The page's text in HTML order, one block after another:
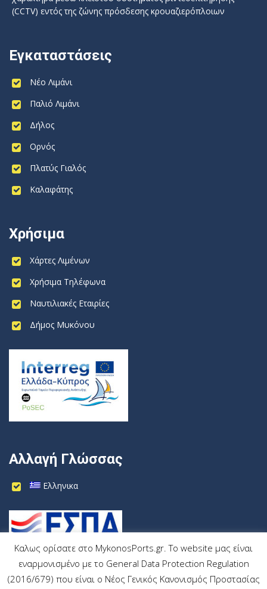
(CCTV) εντός της ζώνης πρόσδεσης κρουαζιερόπλοιων
Εγκαταστάσεις
Νέο Λιμάνι
Παλιό Λιμάνι
Δήλος
Ορνός
Πλατύς Γιαλός
Καλαφάτης
Χρήσιμα
Χάρτες Λιμένων
Χρήσιμα Τηλέφωνα
Ναυτιλιακές Εταιρίες
Δήμος Μυκόνου
Αλλαγή Γλώσσας
Ελληνικα
Καλως ορίσατε στο MykonosPorts.gr. Το website μας είναι
εναρμονισμένο με το General Data Protection Regulation
(2016/679) που είναι ο Νέος Γενικός Κανονισμός Προστασίας